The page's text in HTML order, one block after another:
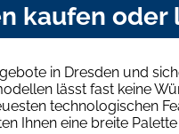
kaufen oder
in Dresden und
lässt fast keine
technologischen
Ihnen eine breite